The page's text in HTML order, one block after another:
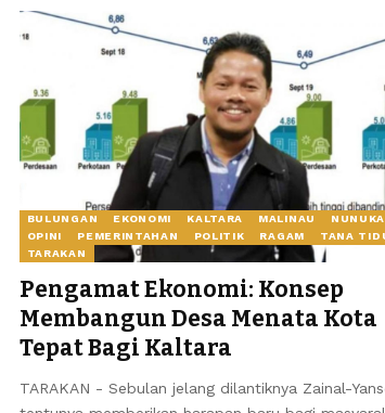
BULUNGAN EKONOMI KALTARA MALINAU
OPINI
PEMERINTAHAN POLITIK RAGAM
TANA
TARAKAN
Pengamat Ekonomi: Konsep
Membangun Desa Menata Kota
Tepat Bagi Kaltara
TARAKAN - Sebulan jelang dilantiknya Zainal-